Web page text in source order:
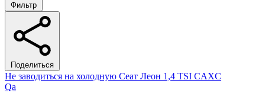
Фильтр
Поделиться
Не заводиться на холодную Сеат Леон 1,4 TSI CAXC
Qa